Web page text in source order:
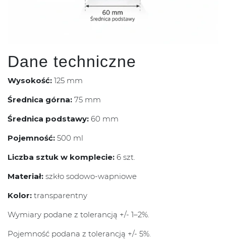
Dane techniczne
Wysokość: 125 mm
Średnica górna: 75 mm
Średnica podstawy: 60 mm
Pojemność: 500 ml
Liczba sztuk w komplecie: 6 szt.
Materiał: szkło sodowo-wapniowe
Kolor: transparentny
Wymiary podane z tolerancją +/- 1–2%.
Pojemność podana z tolerancją +/- 5%.